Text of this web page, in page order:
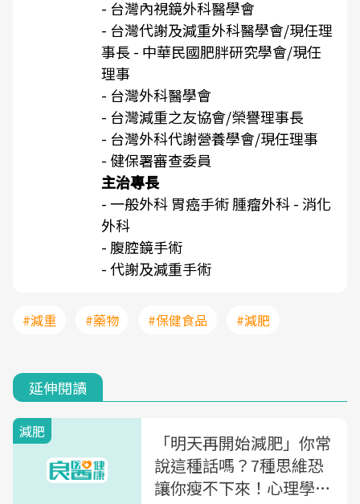
- 台灣內視鏡外科醫學會
- 台灣代謝及減重外科醫學會/現任理
事長 - 中華民國肥胖研究學會/現任
理事
- 台灣外科醫學會
- 台灣減重之友協會/榮譽理事長
- 台灣外科代謝營養學會/現任理事
- 健保署審查委員
主治專長
- 一般外科 胃癌手術 腫瘤外科 - 消化
外科
- 腹腔鏡手術
- 代謝及減重手術
#減重 #藥物 #保健食品 #減肥
延伸閱讀
減肥
「明天再開始減肥」你常
說這種話嗎？7種思維恐
讓你瘦不下來！心理學權